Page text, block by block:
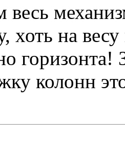
весь
хоть на
горизонта!
колонн